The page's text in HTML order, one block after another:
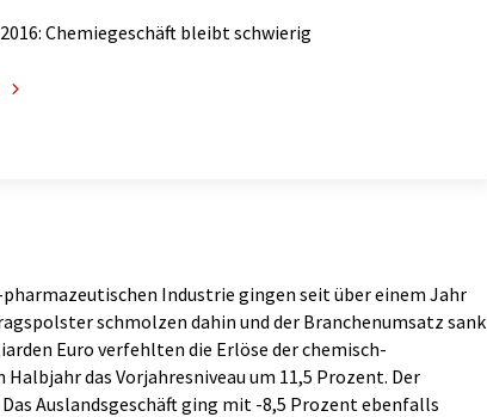
Chemiegeschäft bleibt schwierig
Industrie gingen seit über einem Jahr
schmolzen dahin und der Branchenumsatz sank
Euro verfehlten die Erlöse der chemisch-
das Vorjahresniveau um 11,5 Prozent. Der
Auslandsgeschäft ging mit -8,5 Prozent ebenfalls